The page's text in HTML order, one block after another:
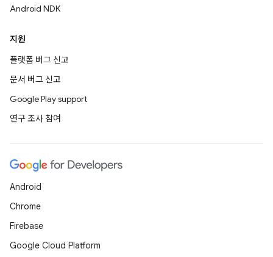
Android NDK
지원
플랫폼 버그 신고
문서 버그 신고
Google Play support
연구 조사 참여
Android
Chrome
Firebase
Google Cloud Platform